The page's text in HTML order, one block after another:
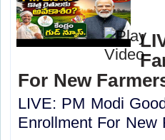
For New
LIVE: PM Modi
Enrollment For